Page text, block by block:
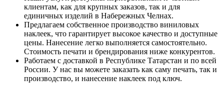
клиентам, как для крупных заказов, так и для
единичных изделий в Набережных Челнах.
Предлагаем собственное производство виниловых
наклеек, что гарантирует высокое качество и доступные
цены. Нанесение легко выполняется самостоятельно.
Стоимость печати и брендирования ниже конкурентов.
Работаем с доставкой в Республике Татарстан и по всей
России. У нас вы можете заказать как саму печать, так и
производство, и нанесение наклеек под ключ.